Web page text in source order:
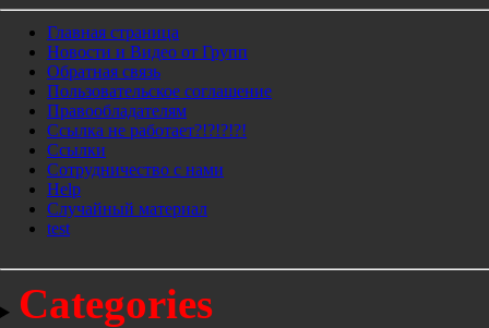
Главная страница
Новости и Видео от Групп
Обратная связь
Пользовательское соглашение
Правообладателям
Ссылка не работает?!?!?!?!
Ссылки
Сотрудничество с нами
Help
Cлучайный материал
test
Categories